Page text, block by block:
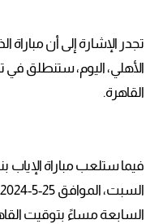
تجدر الإشارة إلى أن
الأهلي، اليوم، ستنطلق
القاهرة.
فيما ستلعب مباراة الإياب
السابعة مساءً بتوقيت